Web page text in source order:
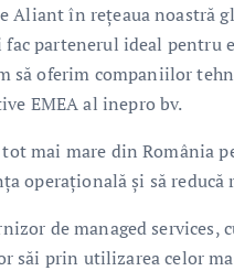
Aliant în rețeaua noastră
partenerul ideal
să oferim companiilor
EMEA al inepro bv.
mai mare din România
operațională și să reducă
de managed services,
săi prin utilizarea celor